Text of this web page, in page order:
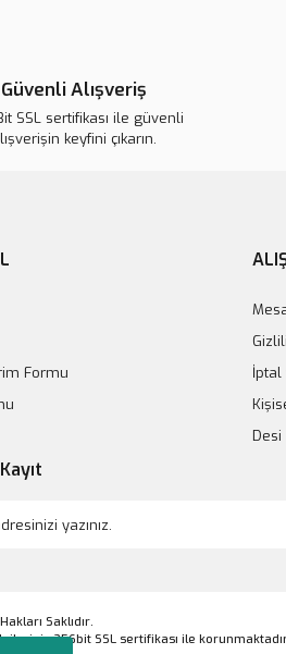
Güvenli Alışveriş
SSL sertifikası ile güvenli
keyfini çıkarın.
Formu
İptal
Saklıdır.
256bit SSL sertifikası ile